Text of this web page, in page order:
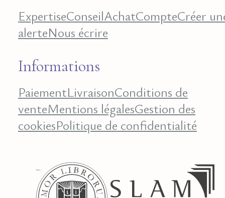
ExpertiseConseilAchatCompteCréer
alerteNous écrire
Informations
PaiementLivraisonConditions de
venteMentions légalesGestion des
cookiesPolitique de confidentialité